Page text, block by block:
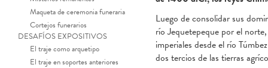
Maqueta de ceremonia funeraria
Cortejos funerarios
DESAFÍOS EXPOSITIVOS
El traje como arquetipo
El traje en soportes anteriores
Luego de consolidar sus
río Jequetepeque por el
imperiales desde el río
dos tercios de las tierras